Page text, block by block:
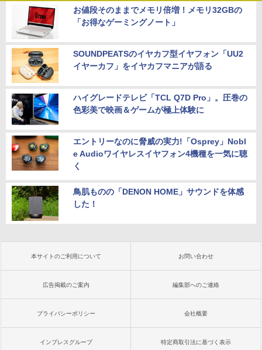
お値段そのままでメモリ倍増！メモリ32GBの
「お得なゲーミングノート」
SOUNDPEATSのイヤカフ型イヤフォン「UU2
イヤーカフ」をイヤカフマニアが語る
ハイグレードテレビ「TCL Q7D Pro」。圧巻の
色彩美で映画＆ゲームが極上体験に
エントリーなのに脅威の実力!「Osprey」Nobl
e Audioワイヤレスイヤフォン4機種を一気に聴
く
鳥肌ものの「DENON HOME」サウンドを体感
した！
本サイトのご利用について お問い合わせ
広告掲載のご案内 編集部へのご連絡
プライバシーポリシー 会社概要
インプレスグループ 特定商取引法に基づく表示